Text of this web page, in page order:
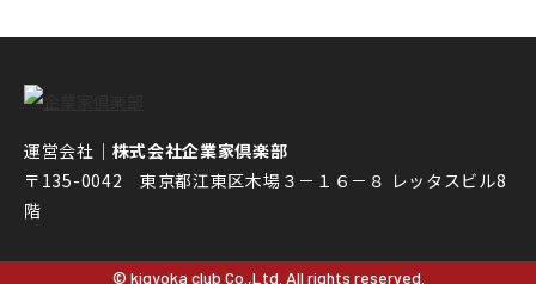
運営会社｜ 株式会社企業家倶楽部
〒135-0042 東京都江東区木場３－１６－８ レッタスビル8
階
© kigyoka club Co.,Ltd. All rights reserved.